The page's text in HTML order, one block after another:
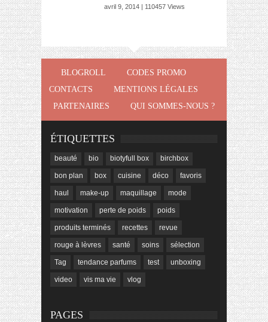
avril 9, 2014 | 110457 Views
BLOGROLL
CODES PROMO
CONTACTS
MENTIONS LÉGALES
PARTENAIRES
QUI SOMMES-NOUS ?
ÉTIQUETTES
beauté bio biotyfull box birchbox
bon plan box cuisine déco favoris
haul make-up maquillage mode
motivation perte de poids poids
produits terminés recettes revue
rouge à lèvres santé soins sélection
Tag tendance parfums test unboxing
video vis ma vie vlog
PAGES